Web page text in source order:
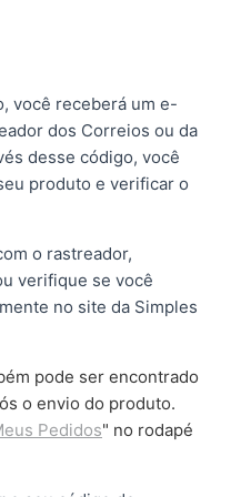
você receberá um e-
dos Correios ou da
desse código, você
produto e verificar o
o rastreador,
verifique se você
no site da Simples
pode ser encontrado
o envio do produto.
Pedidos" no rodapé